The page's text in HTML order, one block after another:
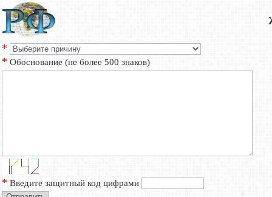
*
* Обоснование (не более 500 знаков)
* Введите защитный код цифрами